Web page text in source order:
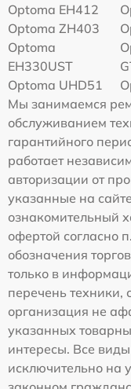
Optoma EH412
Optoma ZH403
Optoma
EH330UST
Optoma UHD51
Мы занимаемся
обслуживанием
гарантийного
работает
авторизации от
указанные на
ознакомительный
офертой согласно
обозначения
только в
перечень
организация не
указанных
интересы. Все
исключительно на